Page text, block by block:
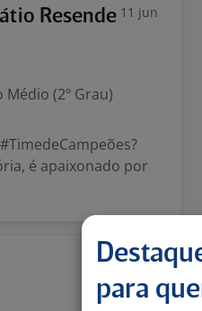
Resende 11 jun
Médio (2º Grau)
é apaixonado por
para